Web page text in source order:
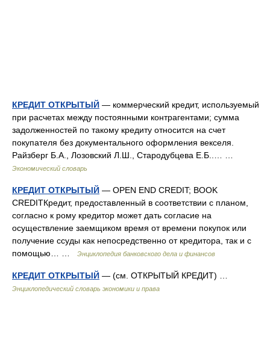
КРЕДИТ ОТКРЫТЫЙ — коммерческий кредит, используемый
при расчетах между постоянными контрагентами; сумма
задолженностей по такому кредиту относится на счет
покупателя без документального оформления векселя.
Райзберг Б.А., Лозовский Л.Ш., Стародубцева Е.Б..… …
Экономический словарь
КРЕДИТ ОТКРЫТЫЙ — OPEN END CREDIT; BOOK
CREDITКредит, предоставленный в соответствии с планом,
согласно к рому кредитор может дать согласие на
осуществление заемщиком время от времени покупок или
получение ссуды как непосредственно от кредитора, так и с
помощью… …
Энциклопедия банковского дела и финансов
КРЕДИТ ОТКРЫТЫЙ — (см. ОТКРЫТЫЙ КРЕДИТ) …
Энциклопедический словарь экономики и права